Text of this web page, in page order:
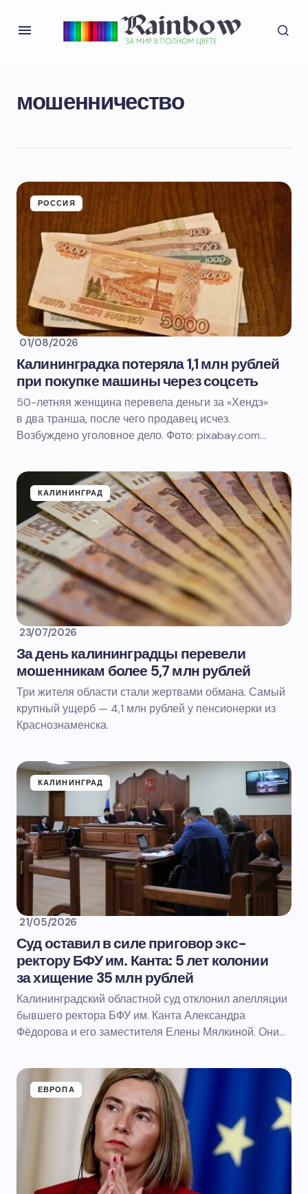
мошенничество
РОССИЯ
01/08/2026
Калининградка потеряла 1,1 млн рублей
при покупке машины через соцсеть
50-летняя женщина перевела деньги за «Хендэ»
в два транша, после чего продавец исчез.
Возбуждено уголовное дело. Фото: pixabay.com…
КАЛИНИНГРАД
23/07/2026
За день калининградцы перевели
мошенникам более 5,7 млн рублей
Три жителя области стали жертвами обмана. Самый
крупный ущерб — 4,1 млн рублей у пенсионерки из
Краснознаменска.
КАЛИНИНГРАД
21/05/2026
Суд оставил в силе приговор экс-
ректору БФУ им. Канта: 5 лет колонии
за хищение 35 млн рублей
Калининградский областной суд отклонил апелляции
бывшего ректора БФУ им. Канта Александра
Фёдорова и его заместителя Елены Мялкиной. Они…
ЕВРОПА